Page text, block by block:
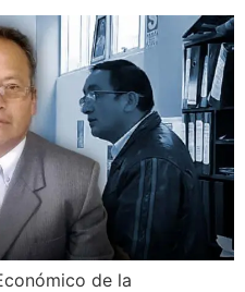
de la